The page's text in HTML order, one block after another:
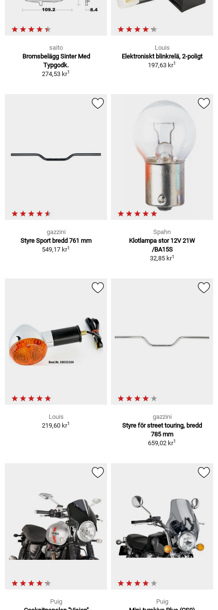
saito
Bromsbelägg Sinter Med
Typgodk.
274,53 kr1
Louis
Elektroniskt blinkrelä, 2-poligt
197,63 kr1
gazzini
Styre Sport bredd 761 mm
549,17 kr1
Spahn
Klotlampa stor 12V 21W
/BA15S
32,85 kr1
Louis
219,60 kr1
gazzini
Styre för street touring, bredd
785 mm
659,02 kr1
Puig
Puig